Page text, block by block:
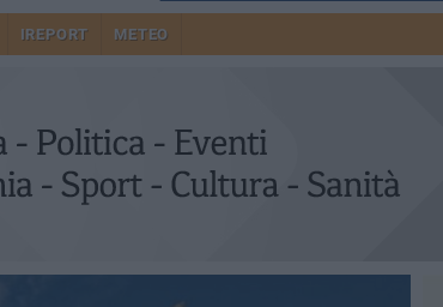
IREPORT METEO